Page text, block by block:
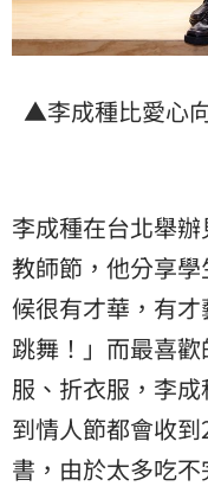
▲李成種比愛心
李成種在台北舉
教師節，他分享
候很有才華，有
跳舞！」而最喜
服、折衣服，李
到情人節都會收
書，由於太多吃